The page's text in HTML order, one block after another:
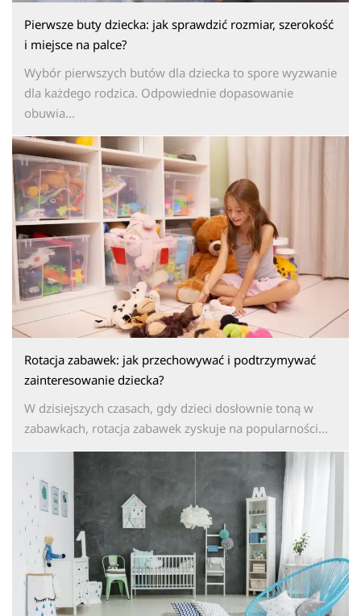
Pierwsze buty dziecka: jak sprawdzić rozmiar, szerokość
i miejsce na palce?
Wybór pierwszych butów dla dziecka to spore wyzwanie
dla każdego rodzica. Odpowiednie dopasowanie
obuwia...
Rotacja zabawek: jak przechowywać i podtrzymywać
zainteresowanie dziecka?
W dzisiejszych czasach, gdy dzieci dosłownie toną w
zabawkach, rotacja zabawek zyskuje na popularności...